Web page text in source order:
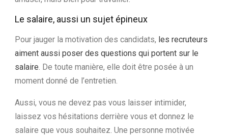
Le salaire, aussi un sujet épineux
Pour jauger la motivation des candidats, les recruteurs
aiment aussi poser des questions qui portent sur le
salaire. De toute manière, elle doit être posée à un
moment donné de l’entretien.
Aussi, vous ne devez pas vous laisser intimider,
laissez vos hésitations derrière vous et donnez le
salaire que vous souhaitez. Une personne motivée